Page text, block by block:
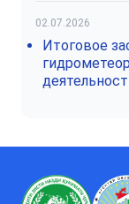
02.07.2026
Итоговое